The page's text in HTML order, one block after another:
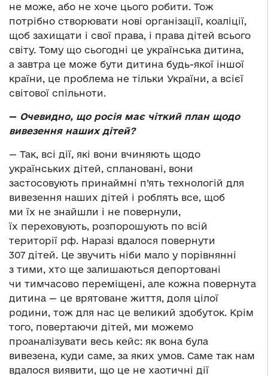
не може, або не хоче цього робити. Тож
потрібно створювати нові організації, коаліції,
щоб захищати і свої права, і права дітей всього
світу. Тому що сьогодні це українська дитина,
а завтра це може бути дитина будь-якої іншої
країни, це проблема не тільки України, а всієї
світової спільноти.
— Очевидно, що росія має чіткий план щодо
вивезення наших дітей?
— Так, всі дії, які вони вчиняють щодо
українських дітей, сплановані, вони
застосовують принаймні п’ять технологій для
вивезення наших дітей і роблять все, щоб
ми їх не знайшли і не повернули,
їх переховують, розпорошують по всій
території рф. Наразі вдалося повернути
307 дітей. Це звучить ніби мало у порівнянні
з тими, хто ще залишаються депортовані
чи тимчасово переміщені, але кожна повернута
дитина — це врятоване життя, доля цілої
родини, тож для нас це великий здобуток. Крім
того, повертаючи дітей, ми можемо
проаналізувати весь кейс: як вона була
вивезена, куди саме, за яких умов. Саме так нам
вдалося виявити, що це не хаотичні дії